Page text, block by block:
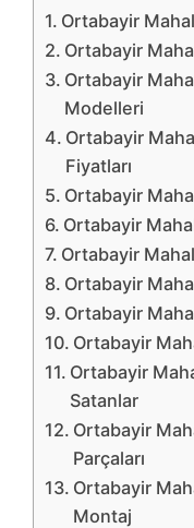
Ortabayir
Ortabayir
Ortabayir
Modelleri
Ortabayir
Fiyatları
Ortabayir
Ortabayir
Ortabayir
Ortabayir
Ortabayir
Ortabayir
Ortabayir
Satanlar
Ortabayir
Parçaları
Ortabayir
Montaj